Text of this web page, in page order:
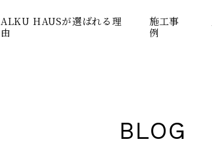
ALKU HAUSが選ばれる理
由
施工事
例
BLOG